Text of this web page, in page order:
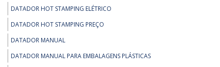
DATADOR HOT STAMPING ELÉTRICO
DATADOR HOT STAMPING PREÇO
DATADOR MANUAL
DATADOR MANUAL PARA EMBALAGENS PLÁSTICAS